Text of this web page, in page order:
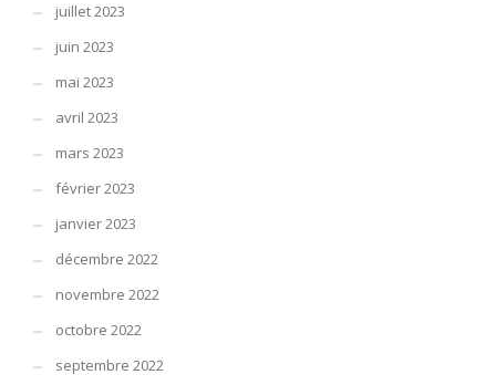
juillet 2023
juin 2023
mai 2023
avril 2023
mars 2023
février 2023
janvier 2023
décembre 2022
novembre 2022
octobre 2022
septembre 2022